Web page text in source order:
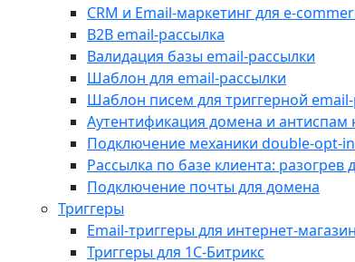
CRM и Email-маркетинг для e-
B2B email-рассылка
Валидация базы email-рассылки
Шаблон для email-рассылки
Шаблон писем для триггерной
Аутентификация домена и антиспам
Подключение механики double-opt-
Рассылка по базе клиента:
Подключение почты для домена
Триггеры
Email-триггеры для интернет-
Триггеры для 1С-Битрикс